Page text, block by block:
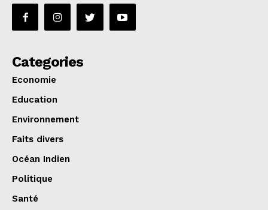
Categories
Economie
Education
Environnement
Faits divers
Océan Indien
Politique
Santé